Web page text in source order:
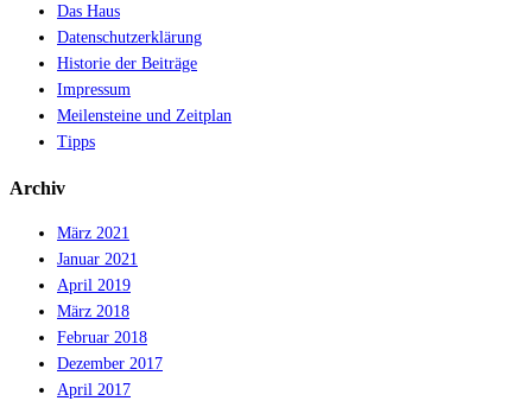
Das Haus
Datenschutzerklärung
Historie der Beiträge
Impressum
Meilensteine und Zeitplan
Tipps
Archiv
März 2021
Januar 2021
April 2019
März 2018
Februar 2018
Dezember 2017
April 2017